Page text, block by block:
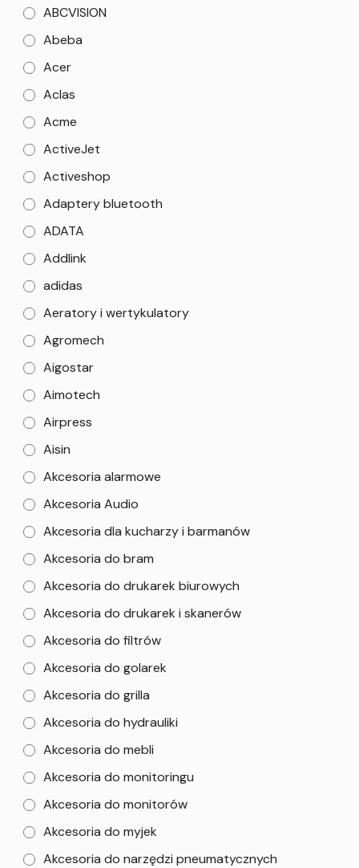
ABCVISION
Abeba
Acer
Aclas
Acme
ActiveJet
Activeshop
Adaptery bluetooth
ADATA
Addlink
adidas
Aeratory i wertykulatory
Agromech
Aigostar
Aimotech
Airpress
Aisin
Akcesoria alarmowe
Akcesoria Audio
Akcesoria dla kucharzy i barmanów
Akcesoria do bram
Akcesoria do drukarek biurowych
Akcesoria do drukarek i skanerów
Akcesoria do filtrów
Akcesoria do golarek
Akcesoria do grilla
Akcesoria do hydrauliki
Akcesoria do mebli
Akcesoria do monitoringu
Akcesoria do monitorów
Akcesoria do myjek
Akcesoria do narzędzi pneumatycznych